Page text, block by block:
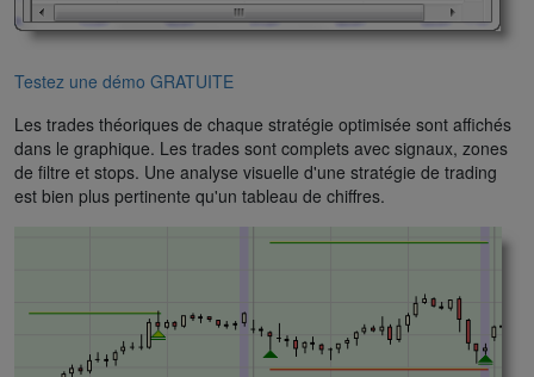
Testez une démo GRATUITE
Les trades théoriques de chaque stratégie optimisée sont affichés
dans le graphique. Les trades sont complets avec signaux, zones
de filtre et stops. Une analyse visuelle d'une stratégie de trading
est bien plus pertinente qu'un tableau de chiffres.